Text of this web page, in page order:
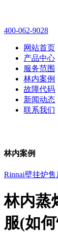
400-062-9028
网站首页
产品中心
服务范围
林内案例
故障代码
新闻动态
联系我们
林内案例
Rinnai壁挂炉
林内蒸
服(如